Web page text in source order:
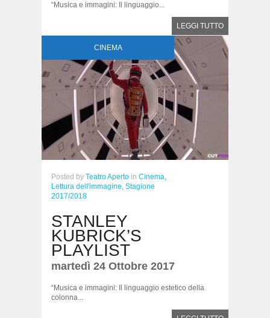
“Musica e immagini: Il linguaggio...
LEGGI TUTTO
CINEMA
Posted by Teatro Aperto in Cinema,
Lettura dell'immagine, Stagione
2017/2018
STANLEY
KUBRICK’S
PLAYLIST
martedì 24 Ottobre 2017
“Musica e immagini: Il linguaggio estetico della
colonna...